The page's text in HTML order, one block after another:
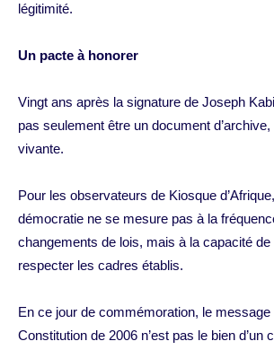
légitimité.
Un pacte à honorer
Vingt ans après la signature de Joseph
pas seulement être un document
vivante.
Pour les observateurs de Kiosque
démocratie ne se mesure pas à la
changements de lois, mais à la capacité
respecter les cadres établis.
En ce jour de commémoration, le message
Constitution de 2006 n’est pas le bien d’un